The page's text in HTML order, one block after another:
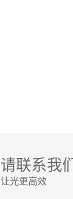
请联系我
让光更高效